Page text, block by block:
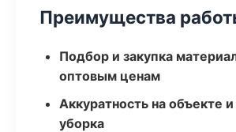
Преимущества
Подбор и закупка
оптовым ценам
Аккуратность на объекте
уборка